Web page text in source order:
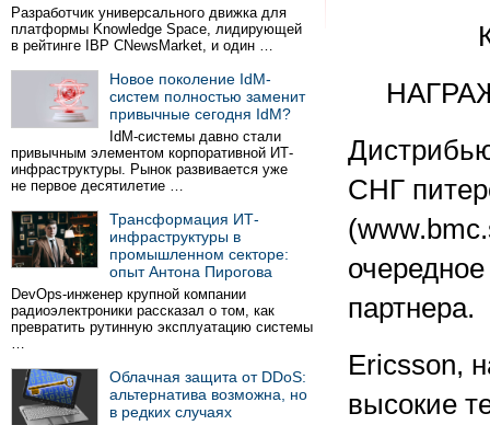
Разработчик универсального движка для
платформы Knowledge Space, лидирующей
в рейтинге IBP CNewsMarket, и один …
Новое поколение IdM-
систем полностью заменит
привычные сегодня IdM?
IdM-системы давно стали
привычным элементом корпоративной ИТ-
инфраструктуры. Рынок развивается уже
не первое десятилетие …
Трансформация ИТ-
инфраструктуры в
промышленном секторе:
опыт Антона Пирогова
DevOps-инженер крупной компании
радиоэлектроники рассказал о том, как
превратить рутинную эксплуатацию системы
…
Облачная защита от DDoS:
альтернатива возможна, но
в редких случаях
СНГ
партнера.
Ericsson,
высокие